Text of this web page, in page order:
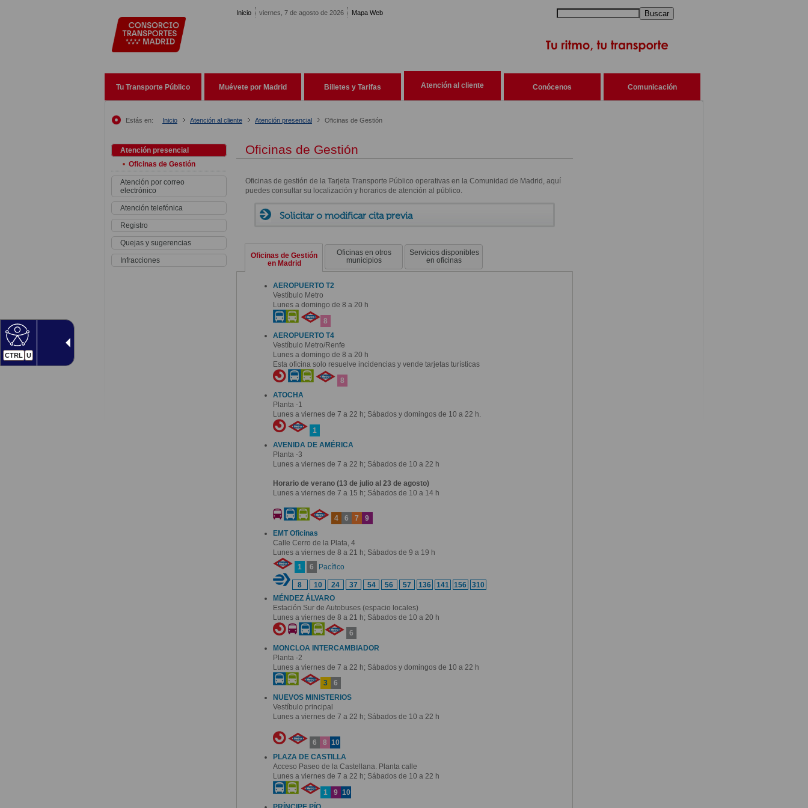
CTRL U
Inicio viernes, 7 de agosto de 2026 Mapa Web Buscar
Tu Transporte Público Muévete por Madrid Billetes y Tarifas Atención al cliente Conócenos Comunicación
Estás en: Inicio Atención al cliente Atención presencial Oficinas de Gestión
Atención presencial
Oficinas de Gestión
Atención por correo
electrónico
Atención telefónica
Registro
Quejas y sugerencias
Infracciones
Oficinas de Gestión
Oficinas de gestión de la Tarjeta Transporte Público operativas en la Comunidad de Madrid, aquí
puedes consultar su localización y horarios de atención al público.
Solicitar o modificar cita previa
Oficinas de Gestión
en Madrid
Oficinas en otros
municipios
Servicios disponibles
en oficinas
AEROPUERTO T2
Vestíbulo Metro
Lunes a domingo de 8 a 20 h
8
AEROPUERTO T4
Vestíbulo Metro/Renfe
Lunes a domingo de 8 a 20 h
Esta oficina solo resuelve incidencias y vende tarjetas turísticas
8
ATOCHA
Planta -1
Lunes a viernes de 7 a 22 h; Sábados y domingos de 10 a 22 h.
1
AVENIDA DE AMÉRICA
Planta -3
Lunes a viernes de 7 a 22 h; Sábados de 10 a 22 h
Horario de verano (13 de julio al 23 de agosto)
Lunes a viernes de 7 a 15 h; Sábados de 10 a 14 h
4 6 7
9
EMT Oficinas
Calle Cerro de la Plata, 4
Lunes a viernes de 8 a 21 h; Sábados de 9 a 19 h
1
6 Pacífico
8 10 24 37 54 56 57 136 141 156
310
MÉNDEZ ÁLVARO
Estación Sur de Autobuses (espacio locales)
Lunes a viernes de 8 a 21 h; Sábados de 10 a 20 h
6
MONCLOA INTERCAMBIADOR
Planta -2
Lunes a viernes de 7 a 22 h; Sábados y domingos de 10 a 22 h
3
6
NUEVOS MINISTERIOS
Vestíbulo principal
Lunes a viernes de 7 a 22 h; Sábados de 10 a 22 h
6 8 10
PLAZA DE CASTILLA
Acceso Paseo de la Castellana. Planta calle
Lunes a viernes de 7 a 22 h; Sábados de 10 a 22 h
1
9 10